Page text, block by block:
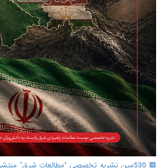
🟥 530مین نشریه تخصصی "مطالعات شرق" منتشر شد.